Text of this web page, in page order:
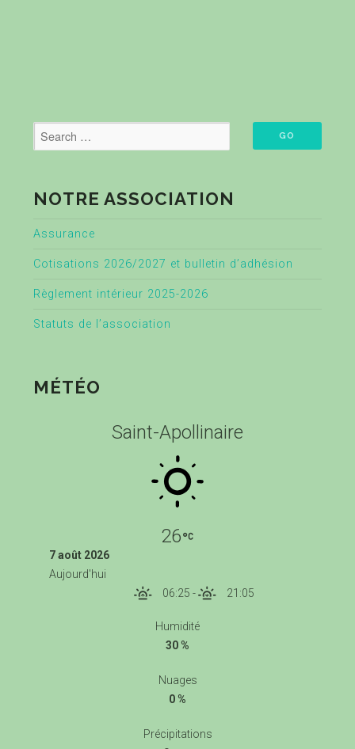
NOTRE ASSOCIATION
Assurance
Cotisations 2026/2027 et bulletin d’adhésion
Règlement intérieur 2025-2026
Statuts de l’association
MÉTÉO
Saint-Apollinaire
26
7 août 2026
Aujourd'hui
06:25 - 21:05
Humidité
30 %
Nuages
0 %
Précipitations